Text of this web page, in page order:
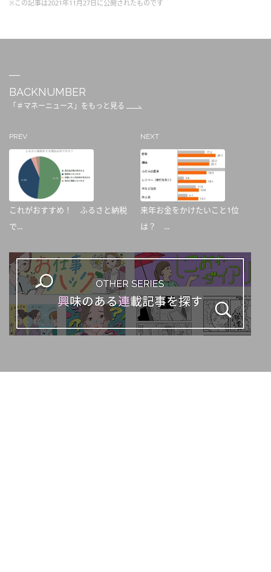
※この記事は2021年11月27日に公開されたものです
BACKNUMBER
「＃マネーニュース」をもっと見る
PREV
これがおすすめ！ ふるさと納税
で...
NEXT
来年お金をかけたいこと1位
は？ ...